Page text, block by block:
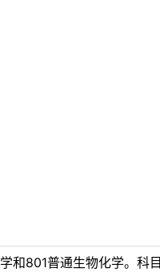
801普通生物化学。科目